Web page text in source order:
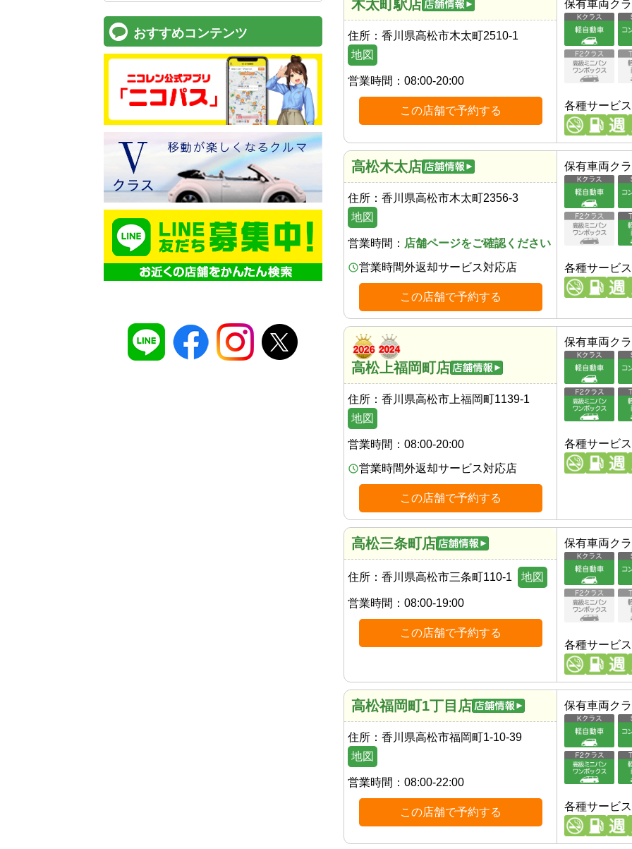
木太町駅店
住所： 香川県高松市木太町2510-1
地図
営業時間： 08:00-20:00
この店舗で予約する
保有車両ク
各種サービス
高松木太店
住所： 香川県高松市木太町2356-3
地図
営業時間： 店舗ページをご確認ください
営業時間外返却サービス対応店
この店舗で予約する
保有車両ク
各種サービス
高松上福岡町店
住所： 香川県高松市上福岡町1139-1
地図
営業時間： 08:00-20:00
営業時間外返却サービス対応店
この店舗で予約する
保有車両ク
各種サービス
高松三条町店
住所： 香川県高松市三条町110-1 地図
営業時間： 08:00-19:00
この店舗で予約する
保有車両ク
各種サービス
高松福岡町1丁目店
住所： 香川県高松市福岡町1-10-39
地図
営業時間： 08:00-22:00
この店舗で予約する
保有車両ク
各種サービス
おすすめコンテンツ